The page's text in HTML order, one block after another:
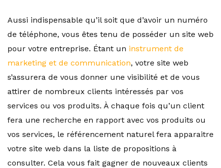
Aussi indispensable qu’il soit que d’avoir un numéro
de téléphone, vous êtes tenu de posséder un site web
pour votre entreprise. Étant un instrument de
marketing et de communication, votre site web
s’assurera de vous donner une visibilité et de vous
attirer de nombreux clients intéressés par vos
services ou vos produits. À chaque fois qu’un client
fera une recherche en rapport avec vos produits ou
vos services, le référencement naturel fera apparaitre
votre site web dans la liste de propositions à
consulter. Cela vous fait gagner de nouveaux clients